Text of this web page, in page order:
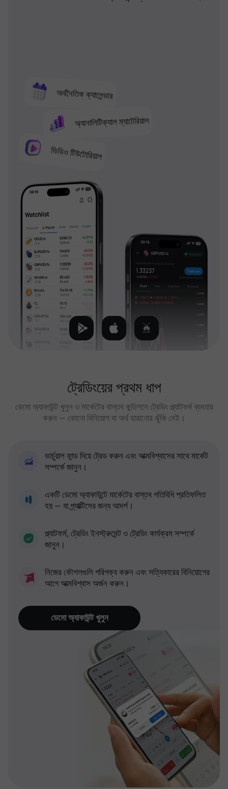
অর্থনৈতিক ক্যালেন্ডার
অ্যানালিটিক্যাল ম্যাটেরিয়াল
ভিডিও টিউটোরিয়াল
ট্রেডিংয়ের প্রথম ধাপ
ডেমো অ্যাকাউন্ট খুলুন ও মার্কেটের বাস্তব কন্ডিশনে ট্রেডিং প্ল্যাটফর্ম ব্যবহার
করুন — কোনো বিনিয়োগ বা অর্থ হারানোর ঝুঁকি নেই।
ভার্চুয়াল ফান্ড দিয়ে ট্রেড করুন এবং আত্মবিশ্বাসের সাথে মার্কেট
সম্পর্কে জানুন।
একটি ডেমো অ্যাকাউন্টে মার্কেটের বাস্তব গতিবিধি প্রতিফলিত
হয় — যা প্র্যাক্টিসের জন্য আদর্শ।
প্ল্যাটফর্ম, ট্রেডিং ইনস্ট্রুমেন্ট ও ট্রেডিং কার্যক্রম সম্পর্কে
জানুন।
নিজের কৌশলগুলি পরিপক্ব করুন এবং সত্যিকারের বিনিয়োগের
আগে আত্মবিশ্বাস অর্জন করুন।
ডেমো অ্যাকাউন্ট খুলুন